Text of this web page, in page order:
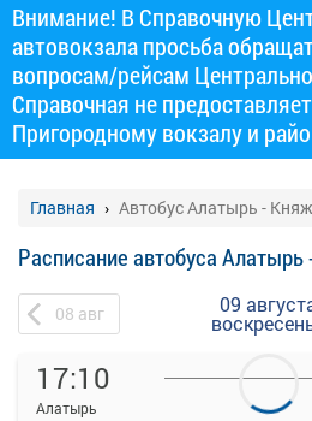
Внимание! В Справочную
автовокзала просьба
вопросам/рейсам
Справочная не
Пригородному вокзалу и
Главная Автобус Алатырь -
Расписание автобуса
08 авг 09
17:10
Алатырь